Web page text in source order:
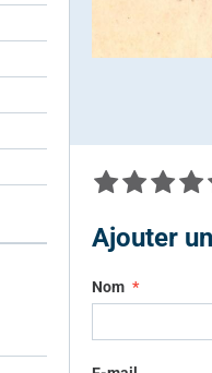
Ajouter
Nom